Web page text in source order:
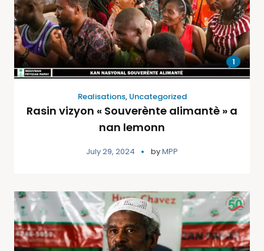
1
Realisations, Uncategorized
Rasin vizyon « Souverènte alimantè » a
nan lemonn
July 29, 2024 byMPP